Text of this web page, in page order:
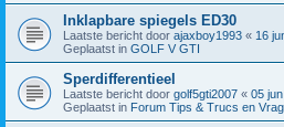
Inklapbare spiegels ED30
Laatste bericht door ajaxboy1993 « 16
Geplaatst in GOLF V GTI
Sperdifferentieel
Laatste bericht door golf5gti2007 « 05
Geplaatst in Forum Tips & Trucs en